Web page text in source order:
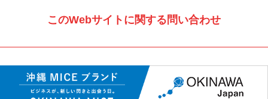
このWebサイトに関する問い合わせ